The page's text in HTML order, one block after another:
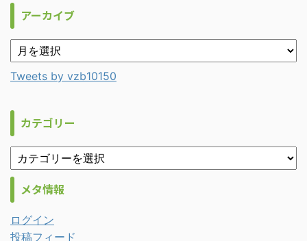
アーカイブ
Tweets by vzb10150
カテゴリー
メタ情報
ログイン
投稿フィード